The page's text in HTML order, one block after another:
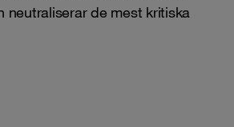
neutraliserar de mest kritiska